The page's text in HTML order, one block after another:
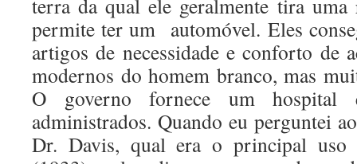
terra da qual ele geralmente tira uma
permite ter um automóvel. Eles
artigos de necessidade e conforto de
modernos do homem branco, mas
O governo fornece um hospital
administrados. Quando eu perguntei
Dr. Davis, qual era o principal uso